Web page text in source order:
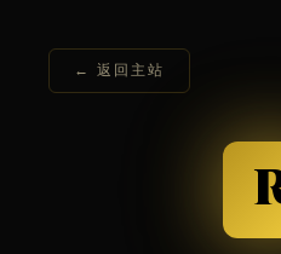
← 返回主站